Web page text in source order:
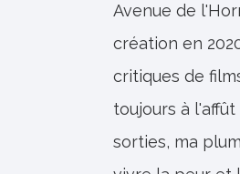
Avenue de
création en
critiques de
toujours à
sorties, ma